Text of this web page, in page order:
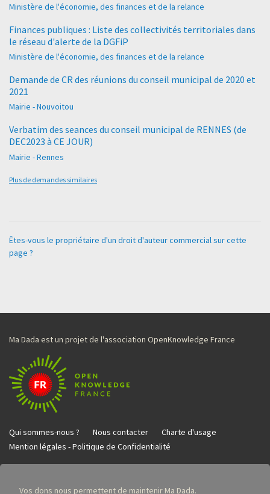
Ministère de l'économie, des finances et de la relance
Finances publiques : Liste des collectivités territoriales dans
le réseau d'alerte de la DGFiP
Ministère de l'économie, des finances et de la relance
Demande de CR des réunions du conseil municipal de 2020 et
2021
Mairie - Nouvoitou
Verbatim des seances du conseil municipal de RENNES (de
DEC2023 à CE JOUR)
Mairie - Rennes
Plus de demandes similaires
Êtes-vous le propriétaire d'un droit d'auteur commercial sur cette
page ?
Ma Dada est un projet de l'association OpenKnowledge France
Qui sommes-nous ? Nous contacter
Charte d'usage
Mention légales - Politique de Confidentialité
Vos dons nous permettent de maintenir Ma Dada.